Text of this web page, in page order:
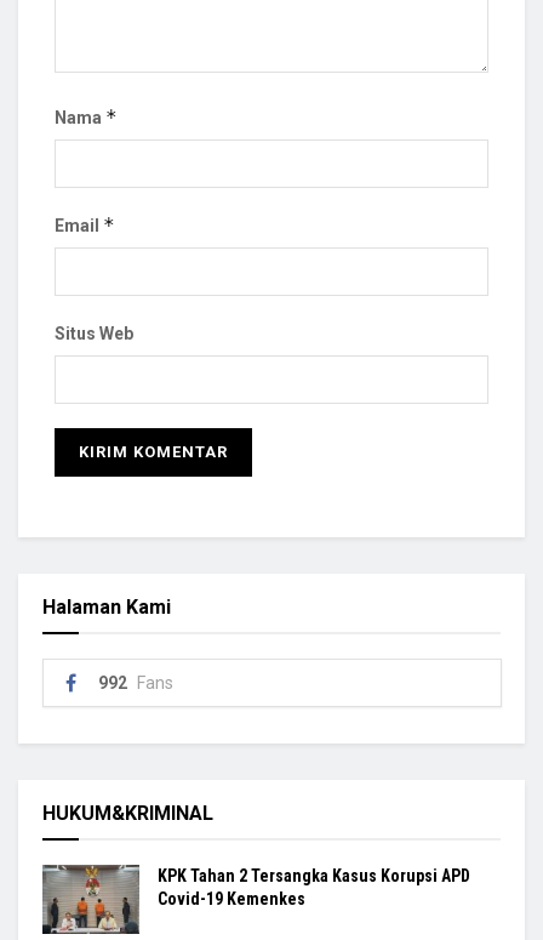
Nama *
Email *
Situs Web
Halaman Kami
992 Fans
HUKUM&KRIMINAL
KPK Tahan 2 Tersangka Kasus Korupsi APD
Covid-19 Kemenkes